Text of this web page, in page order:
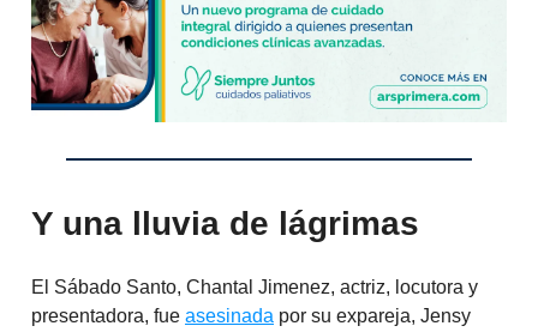
Y una lluvia de lágrimas
El Sábado Santo, Chantal Jimenez, actriz, locutora y
presentadora, fue asesinada por su expareja, Jensy